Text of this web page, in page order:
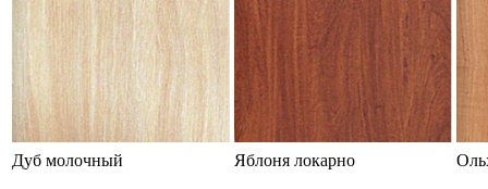
Дуб молочный Яблоня локарно